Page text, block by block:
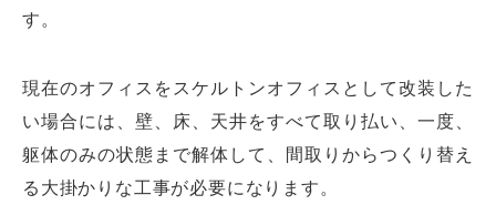
す。
現在のオフィスをスケルトンオフィスとして改装した
い場合には、壁、床、天井をすべて取り払い、一度、
躯体のみの状態まで解体して、間取りからつくり替え
る大掛かりな工事が必要になります。